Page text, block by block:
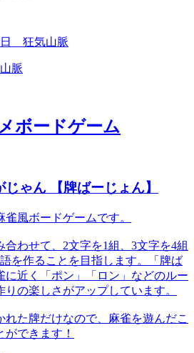
脈
ゃん 【牌ばーじょん】
風ボードゲームです。
合わせて、2文字を1組、3文字を4組
を作ることを目指します。「牌ば
に近く「ポン」「ロン」などのルー
の楽しさがアップしています。
た牌だけなので、麻雀を遊んだこ
できます！